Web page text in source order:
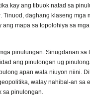
kay ang tibuok natad sa
. Tinuod, daghang klaseng mga
mapa sa topolohiya sa
pinulungan. Sinugdanan sa
ang pinulongan ug
apan wala niuyon niini.
walay nahibal-an sa
sa pinulongan.